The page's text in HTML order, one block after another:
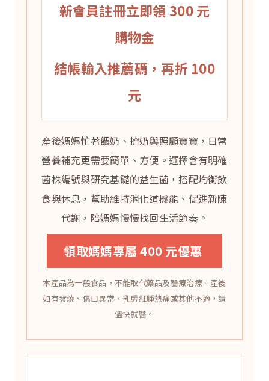
新會員註冊立即領 300 元
購物金
結帳輸入推薦碼，再折 100
元
產後媽媽忙著餵奶、擠奶與照顧寶寶，日常
營養補充更需要簡單、方便。選擇含有明確
菌株編號與研究基礎的益生菌，搭配均衡飲
食與休息，幫助維持消化道機能、促進新陳
代謝，陪媽媽慢慢找回生活節奏。
領取媽媽專屬 400 元優惠
本產品為一般食品，不能取代藥品及醫療治療。產後
如有發燒、傷口異常、乳房紅腫熱痛或其他不適，請
儘快就醫。